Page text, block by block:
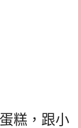
糕，跟小